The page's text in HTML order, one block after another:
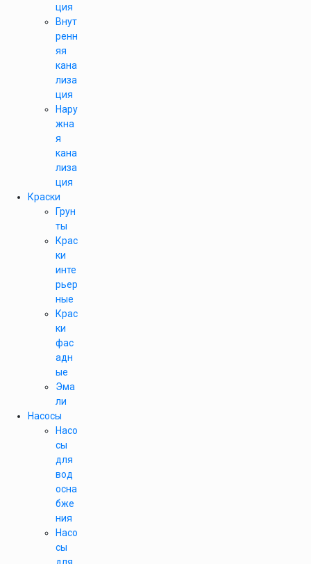
ция
Внут
ренн
яя
кана
лиза
ция
Нару
жна
я
кана
лиза
ция
Краски
Грун
ты
Крас
ки
инте
рьер
ные
Крас
ки
фас
адн
ые
Эма
ли
Насосы
Насо
сы
для
вод
осна
бже
ния
Насо
сы